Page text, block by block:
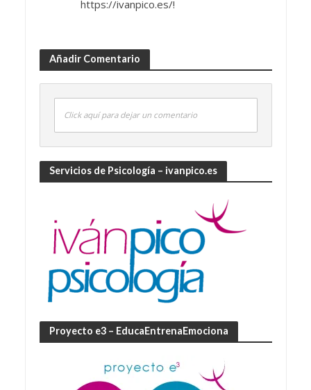
https://ivanpico.es/!
Añadir Comentario
Click aquí para dejar un comentario
Servicios de Psicología – ivanpico.es
Proyecto e3 – EducaEntrenaEmociona